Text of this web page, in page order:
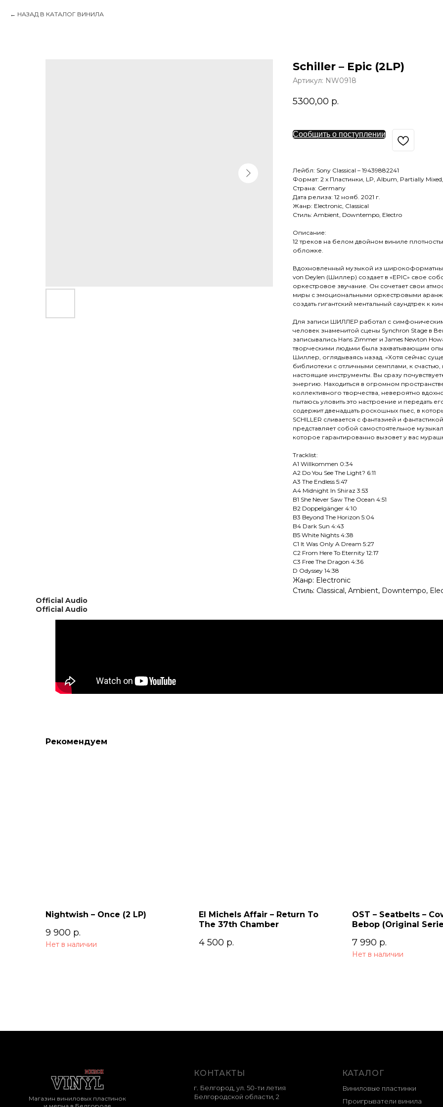
НАЗАД В КАТАЛОГ ВИНИЛА
Schiller – Epic (2LP)
Артикул: NW0918
5300,00 р.
Сообщить о поступлении
Лейбл: Sony Classical – 19439882241
Формат: 2 x Пластинки, LP, Album, Partially
Страна: Germany
Дата релиза: 12 нояб. 2021 г.
Жанр: Electronic, Classical
Стиль: Ambient, Downtempo, Electro
Описание:
12 треков на белом двойном виниле
обложке.
Вдохновленный музыкой из
von Deylen (Шиллер) создает в «EPIC» свое
оркестровое звучание. Он сочетает свои
миры с эмоциональными оркестровыми
создать гигантский ментальный саундтрек к
Для записи ШИЛЛЕР работал с
человек знаменитой сцены Synchron Stage в
записывались Hans Zimmer и James Newton
творческими людьми была захватывающим
Шиллер, оглядываясь назад. «Хотя сейчас
библиотеки с отличными семплами, к счастью,
настоящие инструменты. Вы сразу
энергию. Находиться в огромном
коллективного творчества, невероятно
пытаюсь уловить это настроение и передать
содержит двенадцать роскошных пьес, в
SCHILLER сливается с фантазией и
представляет собой самостоятельное
которое гарантированно вызовет у вас
Tracklist:
A1 Willkommen 0:34
A2 Do You See The Light? 6:11
A3 The Endless 5:47
A4 Midnight In Shiraz 3:53
B1 She Never Saw The Ocean 4:51
B2 Doppelgänger 4:10
B3 Beyond The Horizon 5:04
B4 Dark Sun 4:43
B5 White Nights 4:38
C1 It Was Only A Dream 5:27
C2 From Here To Eternity 12:17
C3 Free The Dragon 4:36
D Odyssey 14:38
Жанр: Electronic
Стиль: Classical, Ambient, Downtempo,
Official Audio
Official Audio
Рекомендуем
Nightwish – Once (2 LP)
9 900 р.
Нет в наличии
El Michels Affair – Return To
The 37th Chamber
4 500 р.
OST – Seatbelts –
Bebop (Original
7 990 р.
Нет в наличии
КОНТАКТЫ
г. Белгород, ул. 50-ти летия
Белгородской области, 2
КАТАЛОГ
Виниловые пластинки
Магазин виниловых пластинок
Проигрыватели винила